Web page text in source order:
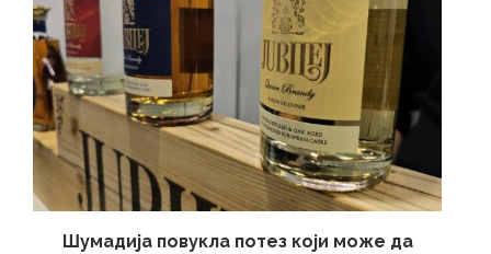
Шумадија повукла потез који може да